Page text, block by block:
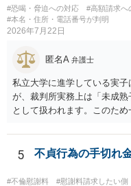
#恐喝・脅迫への対応 #高額請求へ
#本名・住所・電話番号が判明
2026年7月22日
匿名A 弁護士
私立大学に進学している実
が、裁判所実務上は「未成
として扱われます。このた
者宛に養育費を支払ってお
一部含まれています。また
だとしても学費の請求が裁判
5 不貞行為の手切れ
#不倫慰謝料 #慰謝料請求したい側